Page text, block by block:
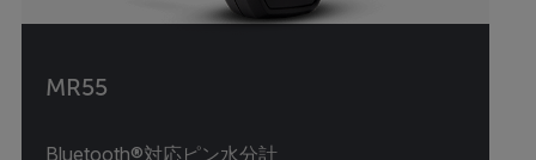
MR55
Bluetooth®対応ピン水分計